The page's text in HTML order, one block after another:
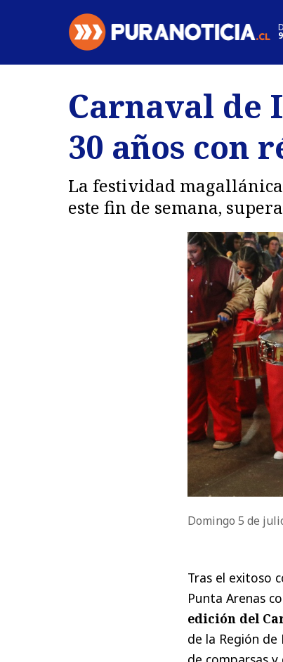
Regiones
Deportes
Carnaval de
30 años con
La festividad
este fin de semana,
Domingo 5 de
Tras el exitoso
Punta Arenas
edición del
de la Región